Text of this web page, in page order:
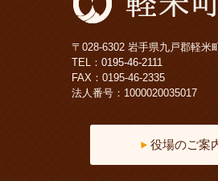
〒028-6302 岩手県九戸郡軽米
TEL： 0195-46-2111
FAX：0195-46-2335
法人番号：1000020035017
役場のご案